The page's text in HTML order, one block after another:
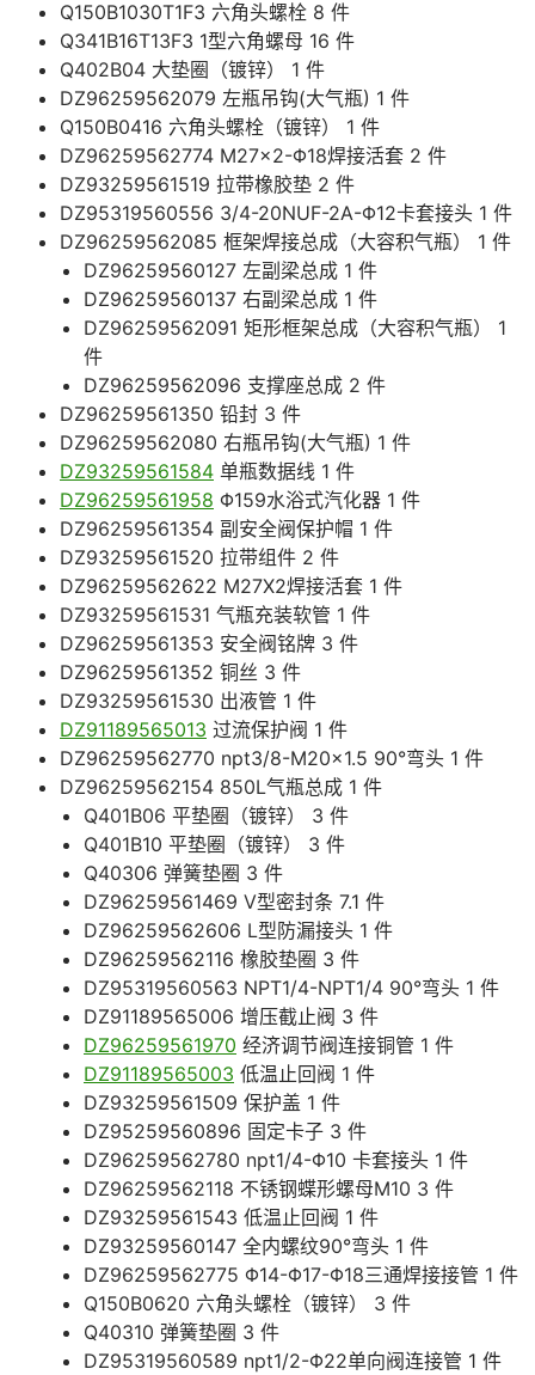
Q150B1030T1F3 六角头螺栓 8 件
Q341B16T13F3 1型六角螺母 16 件
Q402B04 大垫圈（镀锌） 1 件
DZ96259562079 左瓶吊钩(大气瓶) 1 件
Q150B0416 六角头螺栓（镀锌） 1 件
DZ96259562774 M27×2-Φ18焊接活套 2 件
DZ93259561519 拉带橡胶垫 2 件
DZ95319560556 3/4-20NUF-2A-Φ12卡套接头 1 件
DZ96259562085 框架焊接总成（大容积气瓶） 1 件
DZ96259560127 左副梁总成 1 件
DZ96259560137 右副梁总成 1 件
DZ96259562091 矩形框架总成（大容积气瓶） 1
件
DZ96259562096 支撑座总成 2 件
DZ96259561350 铅封 3 件
DZ96259562080 右瓶吊钩(大气瓶) 1 件
DZ93259561584 单瓶数据线 1 件
DZ96259561958 Φ159水浴式汽化器 1 件
DZ96259561354 副安全阀保护帽 1 件
DZ93259561520 拉带组件 2 件
DZ96259562622 M27X2焊接活套 1 件
DZ93259561531 气瓶充装软管 1 件
DZ96259561353 安全阀铭牌 3 件
DZ96259561352 铜丝 3 件
DZ93259561530 出液管 1 件
DZ91189565013 过流保护阀 1 件
DZ96259562770 npt3/8-M20×1.5 90°弯头 1 件
DZ96259562154 850L气瓶总成 1 件
Q401B06 平垫圈（镀锌） 3 件
Q401B10 平垫圈（镀锌） 3 件
Q40306 弹簧垫圈 3 件
DZ96259561469 V型密封条 7.1 件
DZ96259562606 L型防漏接头 1 件
DZ96259562116 橡胶垫圈 3 件
DZ95319560563 NPT1/4-NPT1/4 90°弯头 1 件
DZ91189565006 增压截止阀 3 件
DZ96259561970 经济调节阀连接铜管 1 件
DZ91189565003 低温止回阀 1 件
DZ93259561509 保护盖 1 件
DZ95259560896 固定卡子 3 件
DZ96259562780 npt1/4-Φ10 卡套接头 1 件
DZ96259562118 不锈钢蝶形螺母M10 3 件
DZ93259561543 低温止回阀 1 件
DZ93259560147 全内螺纹90°弯头 1 件
DZ96259562775 Φ14-Φ17-Φ18三通焊接接管 1 件
Q150B0620 六角头螺栓（镀锌） 3 件
Q40310 弹簧垫圈 3 件
DZ95319560589 npt1/2-Φ22单向阀连接管 1 件